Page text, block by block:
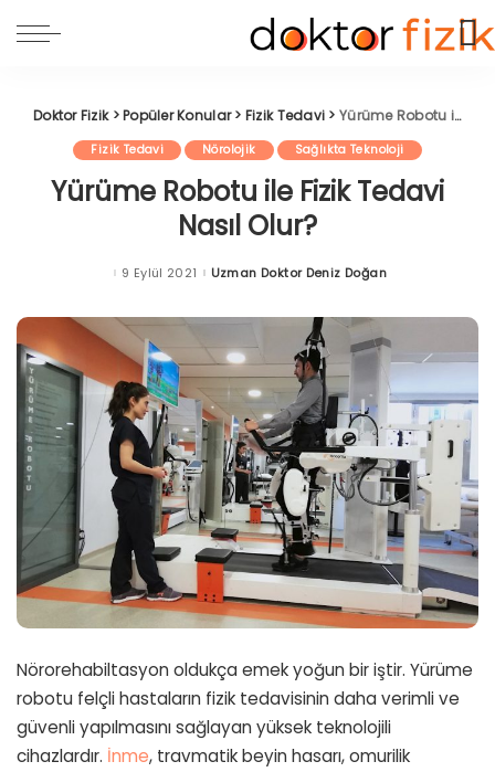
Doktor Fizik>Popüler Konular> Fizik Tedavi > Yürüme Robotu ile Fizik Tedavi Nasıl Olur?
Fizik Tedavi Nörolojik Sağlıkta Teknoloji
Yürüme Robotu ile Fizik Tedavi
Nasıl Olur?
9 Eylül 2021 Posted
Uzman Doktor Deniz Doğan
Nörorehabiltasyon oldukça emek yoğun bir iştir. Yürüme
robotu felçli hastaların fizik tedavisinin daha verimli ve
güvenli yapılmasını sağlayan yüksek teknolojili
cihazlardır. İnme, travmatik beyin hasarı, omurilik